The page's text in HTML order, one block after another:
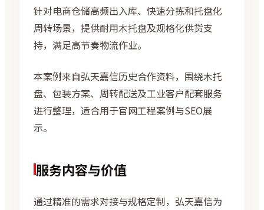
针对电商仓储高频出入库、快速分拣和托盘化
周转场景，提供耐用木托盘及规格化供货支
持，满足高节奏物流作业。
本案例来自弘天嘉信历史合作资料，围绕木托
盘、包装方案、周转配送及工业客户配套服务
进行整理，适合用于官网工程案例与SEO展
示。
服务内容与价值
通过精准的需求对接与规格定制，弘天嘉信为